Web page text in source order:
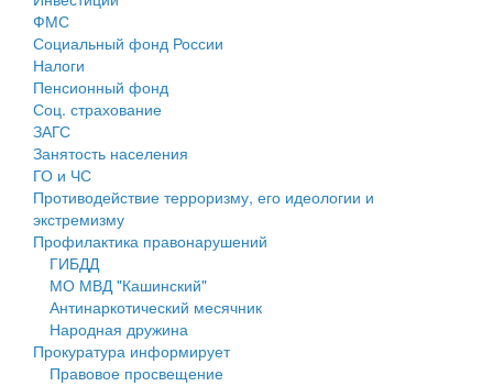
Антимонопольный комплаенс
Противодействие коррупции
Муниципальные программы
Контрольно-счетная палата
Персональные данные
Оценка регулирующего воздействия
Деятельность МУ
Нормативы градостроительного проектирования
Правила землепользования и застройки
Генеральные планы
ФМС
Социальный фонд России
Налоги
Пенсионный фонд
Соц. страхование
ЗАГС
Занятость населения
ГО и ЧС
Противодействие терроризму, его идеологии и
экстремизму
Профилактика правонарушений
ГИБДД
МО МВД "Кашинский"
Антинаркотический месячник
Народная дружина
Прокуратура информирует
Правовое просвещение